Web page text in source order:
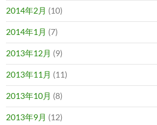
2014年2月 (10)
2014年1月 (7)
2013年12月 (9)
2013年11月 (11)
2013年10月 (8)
2013年9月 (12)